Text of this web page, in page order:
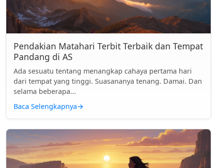
Pendakian Matahari Terbit Terbaik dan Tempat
Pandang di AS
Ada sesuatu tentang menangkap cahaya pertama hari
dari tempat yang tinggi. Suasananya tenang. Damai. Dan
selama beberapa...
Baca Selengkapnya→